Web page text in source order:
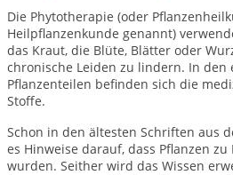
Die Phytotherapie (oder
Heilpflanzenkunde genannt)
das Kraut, die Blüte, Blätter oder
chronische Leiden zu lindern. In den
Pflanzenteilen befinden sich die
Stoffe.
Schon in den ältesten Schriften aus
es Hinweise darauf, dass Pflanzen
wurden. Seither wird das Wissen